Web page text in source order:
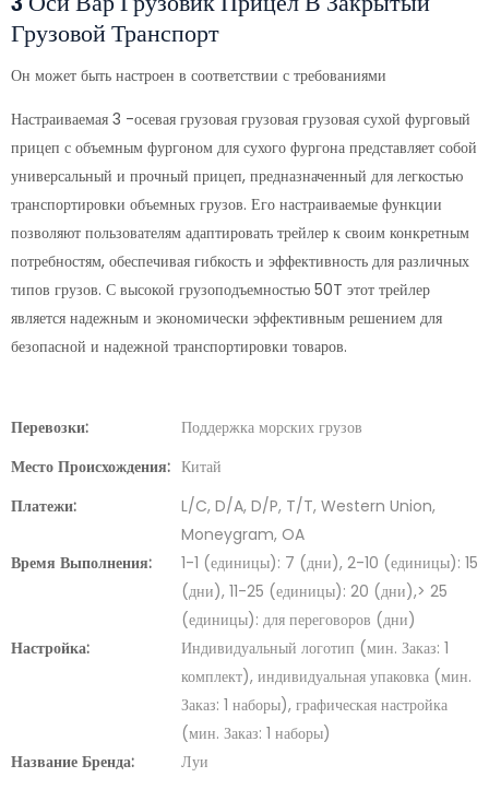
Грузовой Транспорт
Он может быть настроен в соответствии с требованиями
Настраиваемая 3 -осевая грузовая грузовая грузовая сухой фурговый
прицеп с объемным фургоном для сухого фургона представляет собой
универсальный и прочный прицеп, предназначенный для легкостью
транспортировки объемных грузов. Его настраиваемые функции
позволяют пользователям адаптировать трейлер к своим конкретным
потребностям, обеспечивая гибкость и эффективность для различных
типов грузов. С высокой грузоподъемностью 50T этот трейлер
является надежным и экономически эффективным решением для
безопасной и надежной транспортировки товаров.
Перевозки:
Поддержка морских грузов
Место Происхождения: Китай
Платежи:
L/C, D/A, D/P, T/T, Western Union,
Moneygram, OA
Время Выполнения:
1-1 (единицы): 7 (дни), 2-10 (единицы): 15
(дни), 11-25 (единицы): 20 (дни),> 25
(единицы): для переговоров (дни)
Настройка:
Индивидуальный логотип (мин. Заказ: 1
комплект), индивидуальная упаковка (мин.
Заказ: 1 наборы), графическая настройка
(мин. Заказ: 1 наборы)
Название Бренда:
Луи